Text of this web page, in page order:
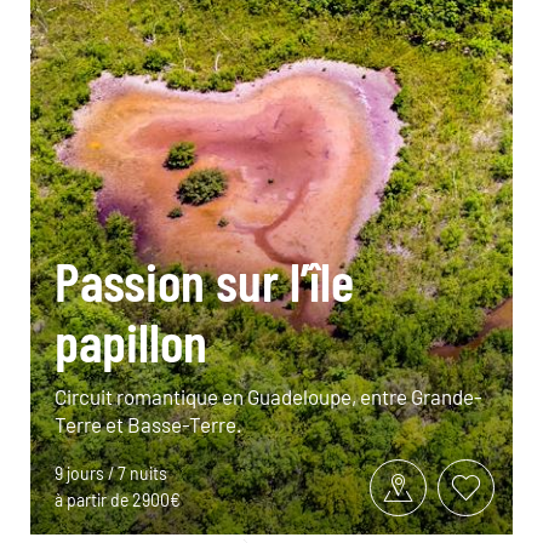
Passion sur l’île
papillon
Circuit romantique en Guadeloupe, entre Grande-
Terre et Basse-Terre.
9 jours / 7 nuits
à partir de 2900€